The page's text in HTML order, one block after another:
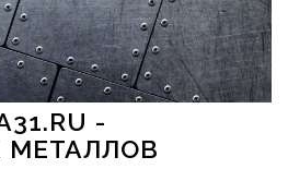
-
МЕТАЛЛОВ